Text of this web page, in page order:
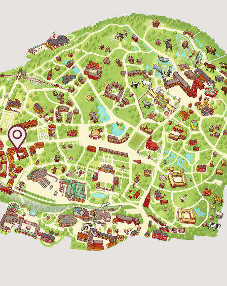
11:00 - 18:00
16 augusti 2026 11:00 - 18:00
17 augusti 2026 11:00 - 18:00
18 augusti 2026 11:00 - 18:00
19 augusti 2026 11:00 - 18:00
20 augusti 2026 11:00 - 18:00
21 augusti 2026 11:00 - 18:00
Bergbanan
Bergbanan har
öppet under
påsken, helger i
april och därefter
dagligen.
Bergbanan kostar
35:- för uppfärd
och nedfärd för alla
över 4 år.
Rullstolsburna med